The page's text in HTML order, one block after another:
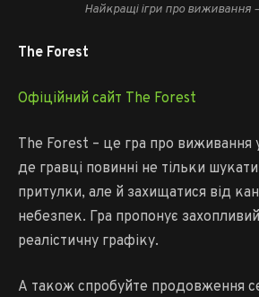
Найкращі ігри про виживання –
The Forest
Офіційний сайт The Forest
The Forest – це гра про виживання
де гравці повинні не тільки
притулки, але й захищатися від
небезпек. Гра пропонує
реалістичну графіку.
А також спробуйте продовження